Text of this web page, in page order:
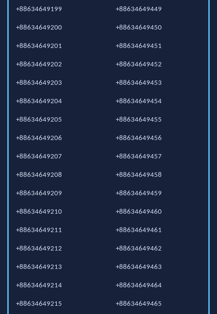
+88634649199
+88634649200
+88634649201
+88634649202
+88634649203
+88634649204
+88634649205
+88634649206
+88634649207
+88634649208
+88634649209
+88634649210
+88634649211
+88634649212
+88634649213
+88634649214
+88634649215
+88634649449
+88634649450
+88634649451
+88634649452
+88634649453
+88634649454
+88634649455
+88634649456
+88634649457
+88634649458
+88634649459
+88634649460
+88634649461
+88634649462
+88634649463
+88634649464
+88634649465